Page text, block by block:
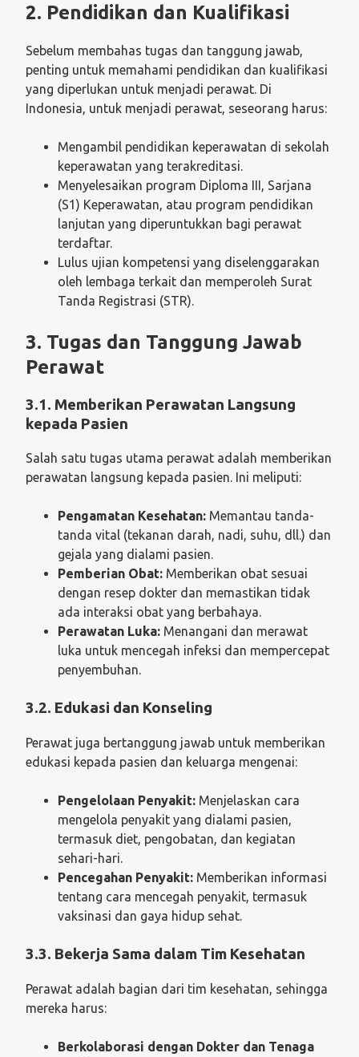
2. Pendidikan dan Kualifikasi
Sebelum membahas tugas dan tanggung jawab,
penting untuk memahami pendidikan dan kualifikasi
yang diperlukan untuk menjadi perawat. Di
Indonesia, untuk menjadi perawat, seseorang harus:
Mengambil pendidikan keperawatan di sekolah
keperawatan yang terakreditasi.
Menyelesaikan program Diploma III, Sarjana
(S1) Keperawatan, atau program pendidikan
lanjutan yang diperuntukkan bagi perawat
terdaftar.
Lulus ujian kompetensi yang diselenggarakan
oleh lembaga terkait dan memperoleh Surat
Tanda Registrasi (STR).
3. Tugas dan Tanggung Jawab
Perawat
3.1. Memberikan Perawatan Langsung
kepada Pasien
Salah satu tugas utama perawat adalah memberikan
perawatan langsung kepada pasien. Ini meliputi:
Pengamatan Kesehatan: Memantau tanda-
tanda vital (tekanan darah, nadi, suhu, dll.) dan
gejala yang dialami pasien.
Pemberian Obat: Memberikan obat sesuai
dengan resep dokter dan memastikan tidak
ada interaksi obat yang berbahaya.
Perawatan Luka: Menangani dan merawat
luka untuk mencegah infeksi dan mempercepat
penyembuhan.
3.2. Edukasi dan Konseling
Perawat juga bertanggung jawab untuk memberikan
edukasi kepada pasien dan keluarga mengenai:
Pengelolaan Penyakit: Menjelaskan cara
mengelola penyakit yang dialami pasien,
termasuk diet, pengobatan, dan kegiatan
sehari-hari.
Pencegahan Penyakit: Memberikan informasi
tentang cara mencegah penyakit, termasuk
vaksinasi dan gaya hidup sehat.
3.3. Bekerja Sama dalam Tim Kesehatan
Perawat adalah bagian dari tim kesehatan, sehingga
mereka harus:
Berkolaborasi dengan Dokter dan Tenaga